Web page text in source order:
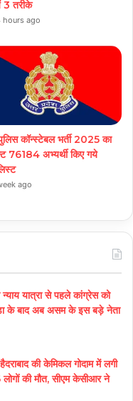
तरीके
hours ago
कॉन्स्टेबल भर्ती 2025 का
76184 अभ्यर्थी किए गये
ago
यात्रा से पहले कांग्रेस को
के बाद अब असम के इस बड़े नेता
की केमिकल गोदाम में लगी
की मौत, सीएम केसीआर ने